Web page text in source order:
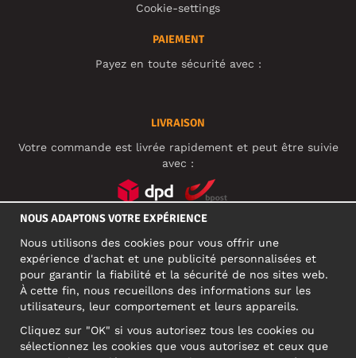
Cookie-settings
PAIEMENT
Payez en toute sécurité avec :
LIVRAISON
Votre commande est livrée rapidement et peut être suivie
avec :
ADRESSE PROFESSIONNELLE
Narva mnt 5, EE-10117 Tallinn
Reg: 12356245
NOUS ADAPTONS VOTRE EXPÉRIENCE
Nous utilisons des cookies pour vous offrir une
expérience d'achat et une publicité personnalisées et
pour garantir la fiabilité et la sécurité de nos sites web.
À cette fin, nous recueillons des informations sur les
utilisateurs, leur comportement et leurs appareils.
Cliquez sur "OK" si vous autorisez tous les cookies ou
sélectionnez les cookies que vous autorisez et ceux que